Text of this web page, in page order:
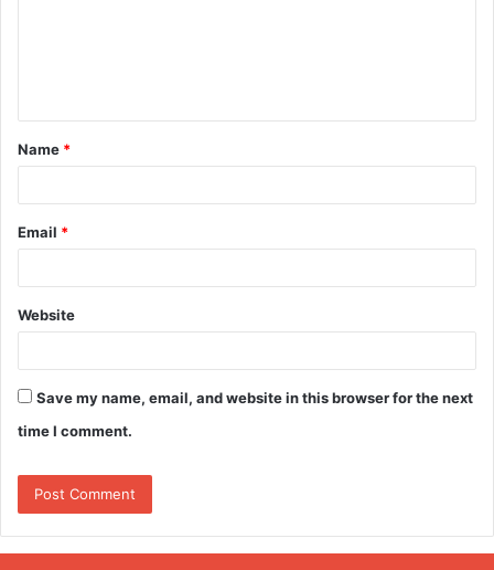
t
*
Name *
Email *
Website
Save my name, email, and website in this browser for the next
time I comment.